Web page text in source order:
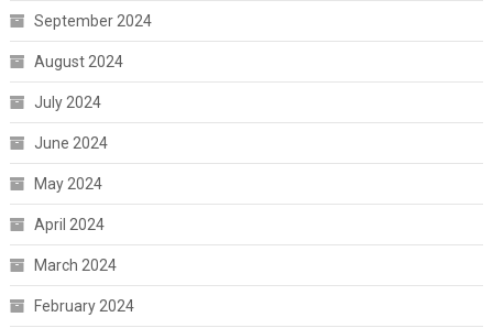
September 2024
August 2024
July 2024
June 2024
May 2024
April 2024
March 2024
February 2024